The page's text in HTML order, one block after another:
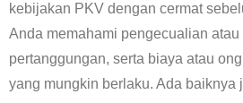
kebijakan PKV dengan cermat
Anda memahami pengecualian
pertanggungan, serta biaya atau
yang mungkin berlaku. Ada baiknya